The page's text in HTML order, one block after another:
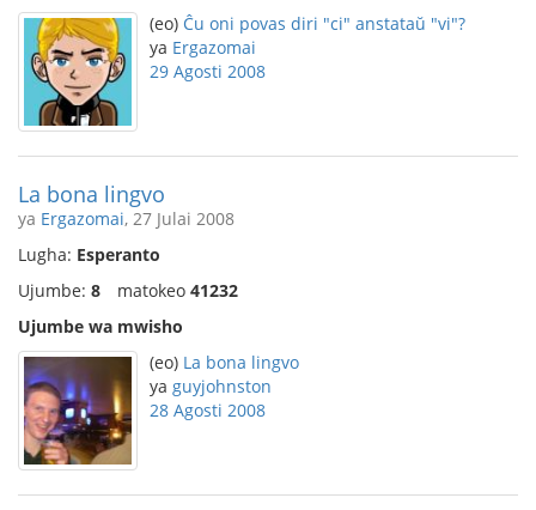
(eo) Ĉu oni povas diri "ci" anstataŭ "vi"?
ya Ergazomai
29 Agosti 2008
La bona lingvo
ya Ergazomai, 27 Julai 2008
Lugha: Esperanto
Ujumbe: 8 matokeo 41232
Ujumbe wa mwisho
(eo) La bona lingvo
ya guyjohnston
28 Agosti 2008